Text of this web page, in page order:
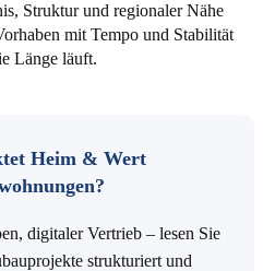
Struktur und regionaler Nähe
mit Tempo und Stabilität
Länge läuft.
Heim & Wert
digitaler Vertrieb – lesen Sie
strukturiert und